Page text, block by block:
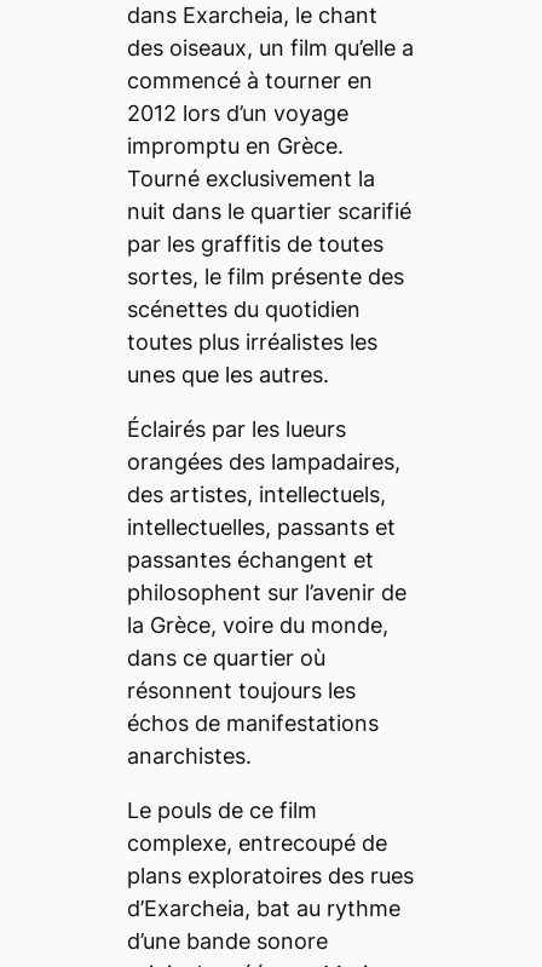
dans Exarcheia, le chant
des oiseaux, un film qu’elle a
commencé à tourner en
2012 lors d’un voyage
impromptu en Grèce.
Tourné exclusivement la
nuit dans le quartier scarifié
par les graffitis de toutes
sortes, le film présente des
scénettes du quotidien
toutes plus irréalistes les
unes que les autres.
Éclairés par les lueurs
orangées des lampadaires,
des artistes, intellectuels,
intellectuelles, passants et
passantes échangent et
philosophent sur l’avenir de
la Grèce, voire du monde,
dans ce quartier où
résonnent toujours les
échos de manifestations
anarchistes.
Le pouls de ce film
complexe, entrecoupé de
plans exploratoires des rues
d’Exarcheia, bat au rythme
d’une bande sonore